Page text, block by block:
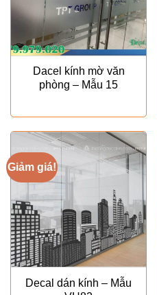
Dacel kính mờ văn
phòng – Mẫu 15
Giảm giá!
Decal dán kính – Mẫu